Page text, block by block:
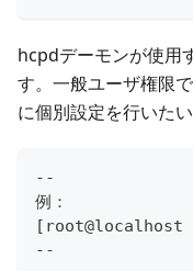
hcpdデーモンが使用
す。一般ユーザ権限
に個別設定を行いた
--
例：
--